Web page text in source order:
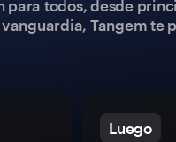
para todos, desde
Tangem
Luego